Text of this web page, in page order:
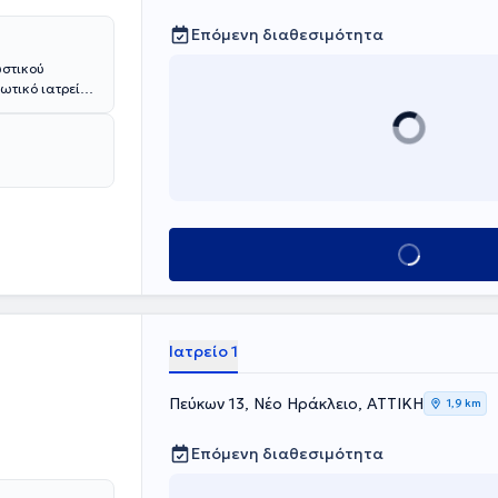
ιατρείο
την
κατά
διατέλεσε
Επόμενη διαθεσιμότητα
Κλείσε ραντεβού
Ιατρείο 1
Πεύκων 13, Νέο Ηράκλειο, ΑΤΤΙΚΗ 1,9 km
Επόμενη διαθεσιμότητα